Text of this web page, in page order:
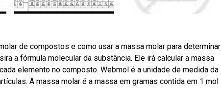
de compostos e como usar a massa molar para determinar
a fórmula molecular da substância. Ele irá calcular a massa
elemento no composto. Webmol é a unidade de medida da
A massa molar é a massa em gramas contida em 1 mol